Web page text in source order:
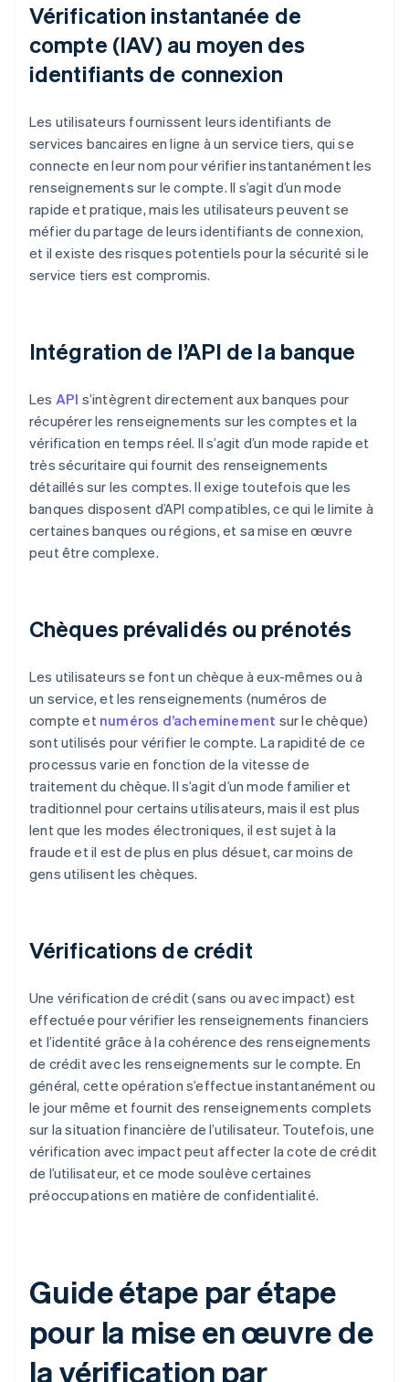
Vérification instantanée de
compte (IAV) au moyen des
identifiants de connexion
Les utilisateurs fournissent leurs identifiants de
services bancaires en ligne à un service tiers, qui se
connecte en leur nom pour vérifier instantanément les
renseignements sur le compte. Il s’agit d’un mode
rapide et pratique, mais les utilisateurs peuvent se
méfier du partage de leurs identifiants de connexion,
et il existe des risques potentiels pour la sécurité si le
service tiers est compromis.
Intégration de l’API de la banque
Les API s’intègrent directement aux banques pour
récupérer les renseignements sur les comptes et la
vérification en temps réel. Il s’agit d’un mode rapide et
très sécuritaire qui fournit des renseignements
détaillés sur les comptes. Il exige toutefois que les
banques disposent d’API compatibles, ce qui le limite à
certaines banques ou régions, et sa mise en œuvre
peut être complexe.
Chèques prévalidés ou prénotés
Les utilisateurs se font un chèque à eux-mêmes ou à
un service, et les renseignements (numéros de
compte et numéros d’acheminement sur le chèque)
sont utilisés pour vérifier le compte. La rapidité de ce
processus varie en fonction de la vitesse de
traitement du chèque. Il s’agit d’un mode familier et
traditionnel pour certains utilisateurs, mais il est plus
lent que les modes électroniques, il est sujet à la
fraude et il est de plus en plus désuet, car moins de
gens utilisent les chèques.
Vérifications de crédit
Une vérification de crédit (sans ou avec impact) est
effectuée pour vérifier les renseignements financiers
et l’identité grâce à la cohérence des renseignements
de crédit avec les renseignements sur le compte. En
général, cette opération s’effectue instantanément ou
le jour même et fournit des renseignements complets
sur la situation financière de l’utilisateur. Toutefois, une
vérification avec impact peut affecter la cote de crédit
de l’utilisateur, et ce mode soulève certaines
préoccupations en matière de confidentialité.
Guide étape par étape
pour la mise en œuvre de
la vérification par